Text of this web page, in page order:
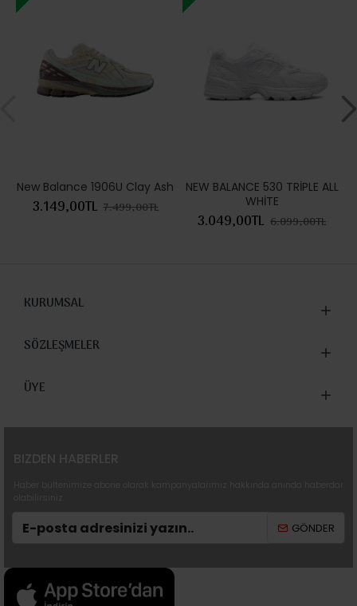
New Balance 1906U Clay Ash
3.149,00TL 7.499,00TL
NEW BALANCE 530 TRİPLE ALL
WHİTE
3.049,00TL 6.099,00TL
KURUMSAL
SÖZLEŞMELER
ÜYE
BIZDEN HABERLER
GÖNDER